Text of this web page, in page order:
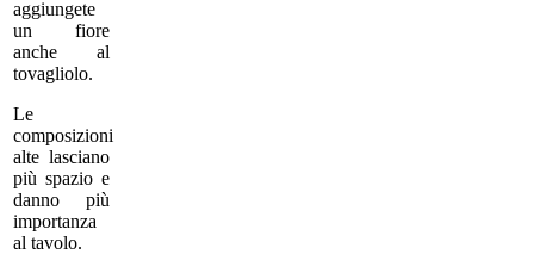
aggiungete
un fiore
anche al
tovagliolo.
Le
composizioni
alte lasciano
più spazio e
danno più
importanza
al tavolo.